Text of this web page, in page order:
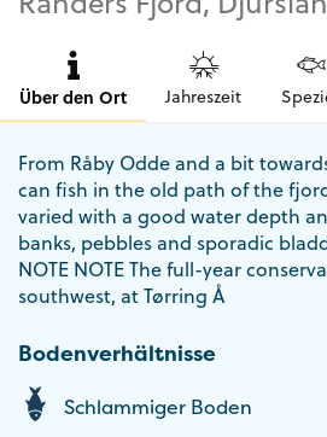
Über den Ort Jahreszeit
From Råby Odde and a bit
can fish in the old path of the
varied with a good water depth
banks, pebbles and sporadic
NOTE NOTE The full-year
southwest, at Tørring Å
Bodenverhältnisse
Schlammiger Boden